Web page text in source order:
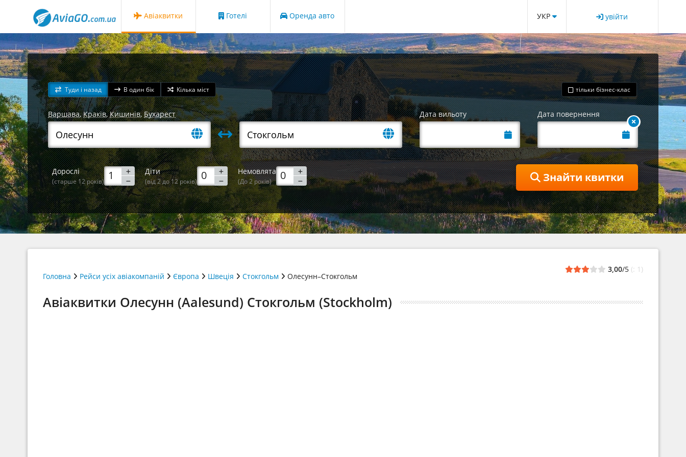
Авіаквитки Готелі Оренда авто УКР увійти
Туди і назад В один бік Кілька міст тільки бізнес-клас
Варшава,Краків,Кишинів,Бухарест Дата вильоту Дата повернення
Дорослі
(старше 12 років)
Діти
(від 2 до 12 років)
Немовлята
(До 2 років) Знайти квитки
Головна Рейси усіх авіакомпаній Європа Швеція Стокгольм Олесунн–Стокгольм
3,00/5 (: 1)
Авіаквитки Олесунн (Aalesund) Стокгольм (Stockholm)